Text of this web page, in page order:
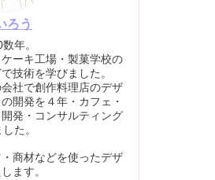
ろう
年。
ーキ工場・製菓学校の
技術を学びました。
社で創作料理店のデザ
開発を４年・カフェ・
発・コンサルティング
た。
商材などを使ったデザ
ます。